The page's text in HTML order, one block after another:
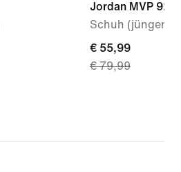
Jordan MVP 92
Schuh (jüngere
current
price
€ 79,99
€ 55,99
€ 79,99